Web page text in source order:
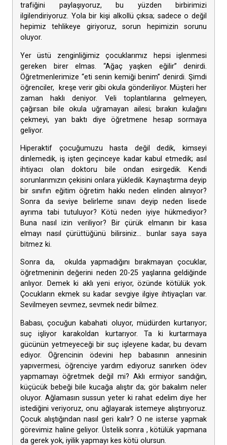
trafiğini paylaşıyoruz, bu yüzden birbirimizi
ilgilendiriyoruz. Yola bir kişi alkollü çıksa; sadece o değil
hepimiz tehlikeye giriyoruz, sorun hepimizin sorunu
oluyor.
Yer üstü zenginliğimiz çocuklarımız hepsi işlenmesi
gereken birer elmas. “Ağaç yaşken eğilir” denirdi.
Öğretmenlerimize “eti senin kemiği benim” denirdi. Şimdi
öğrenciler, kreşe verir gibi okula gönderiliyor. Müşteri her
zaman haklı deniyor. Veli toplantılarına gelmeyen,
çağırsan bile okula uğramayan ailesi; bırakın kulağını
çekmeyi, yan baktı diye öğretmene hesap sormaya
geliyor.
Hiperaktif çocuğumuzu hasta değil dedik, kimseyi
dinlemedik, iş işten geçinceye kadar kabul etmedik; asıl
ihtiyacı olan doktoru bile ondan esirgedik. Kendi
sorunlarımızın çekisini onlara yükledik. Kaynaştırma deyip
bir sınıfın eğitim öğretim hakkı neden elinden alınıyor?
Sonra da seviye belirleme sınavı deyip neden lisede
ayrıma tabi tutuluyor? Kötü neden iyiye hükmediyor?
Buna nasıl izin veriliyor? Bir çürük elmanın bir kasa
elmayı nasıl çürüttüğünü bilirsiniz… bunlar saya saya
bitmez ki.
Sonra da, okulda yapmadığını bırakmayan çocuklar,
öğretmeninin değerini neden 20-25 yaşlarına geldiğinde
anlıyor. Demek ki aklı yeni eriyor, özünde kötülük yok.
Çocukların ekmek su kadar sevgiye ilgiye ihtiyaçları var.
Sevilmeyen sevmez, sevmek nedir bilmez.
Babası, çocuğun kabahati oluyor, müdürden kurtarıyor;
suç işliyor karakoldan kurtarıyor. Ta ki kurtarmaya
gücünün yetmeyeceği bir suç işleyene kadar, bu devam
ediyor. Öğrencinin ödevini hep babasının annesinin
yapıvermesi, öğrenciye yardım ediyoruz sanırken ödev
yapmamayı öğretmek değil mi? Aklı ermiyor sandığın,
küçücük bebeği bile kucağa alıştır da; gör bakalım neler
oluyor. Ağlamasın sussun yeter ki rahat edelim diye her
istediğini veriyoruz, onu ağlayarak istemeye alıştırıyoruz.
Çocuk alıştığından nasıl geri kalır? O ne isterse yapmak
görevimiz haline geliyor. Üstelik sonra , kötülük yapmana
da gerek yok, iyilik yapmayı kes kötü olursun.